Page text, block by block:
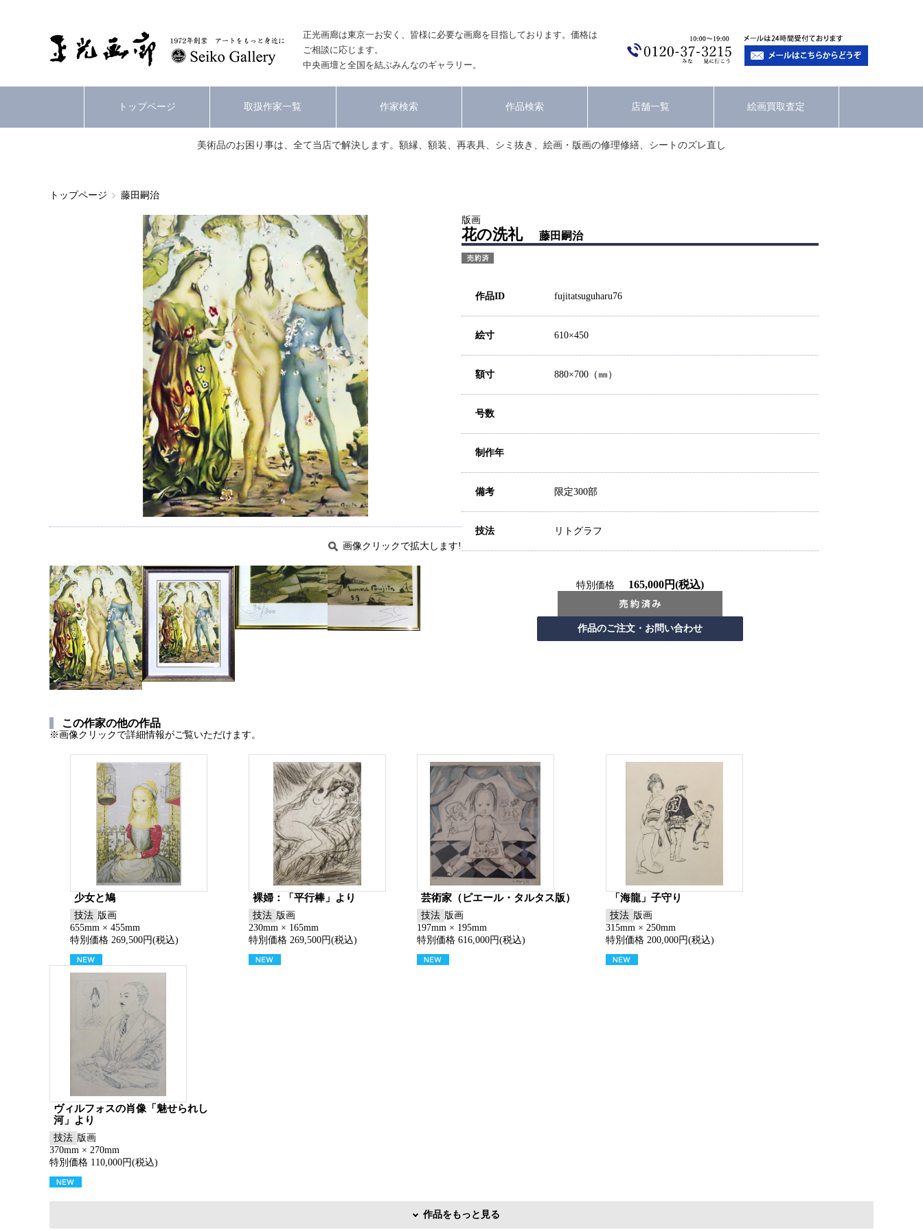
正光画廊は東京一お安く、皆様に必要な画廊を目指しております。価格は
ご相談に応じます。
中央画壇と全国を結ぶみんなのギャラリー。
トップページ 取扱作家一覧 作家検索 作品検索 店舗一覧 絵画買取査定
美術品のお困り事は、全て当店で解決します。額縁、額装、再表具、シミ抜き、絵画・版画の修理修繕、シートのズレ直し
トップページ 藤田嗣治
画像クリックで拡大します!
版画
花の洗礼 藤田嗣治
作品ID fujitatsuguharu76
絵寸 610×450
額寸 880×700（㎜）
号数
制作年
備考 限定300部
技法 リトグラフ
特別価格 165,000円(税込)
この作家の他の作品
※画像クリックで詳細情報がご覧いただけます。
少女と鳩
技法 版画
655mm × 455mm
特別価格 269,500円(税込)
裸婦：「平行棒」より
技法 版画
230mm × 165mm
特別価格 269,500円(税込)
芸術家（ピエール・タルタス版）
技法 版画
197mm × 195mm
特別価格 616,000円(税込)
「海龍」子守り
技法 版画
315mm × 250mm
特別価格 200,000円(税込)
ヴィルフォスの肖像「魅せられし
河」より
技法 版画
370mm × 270mm
特別価格 110,000円(税込)
作品をもっと見る